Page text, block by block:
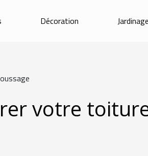
Décoration Jardinage
votre